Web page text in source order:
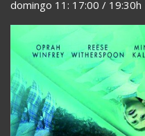
domingo 11: 17:00 / 19:30h